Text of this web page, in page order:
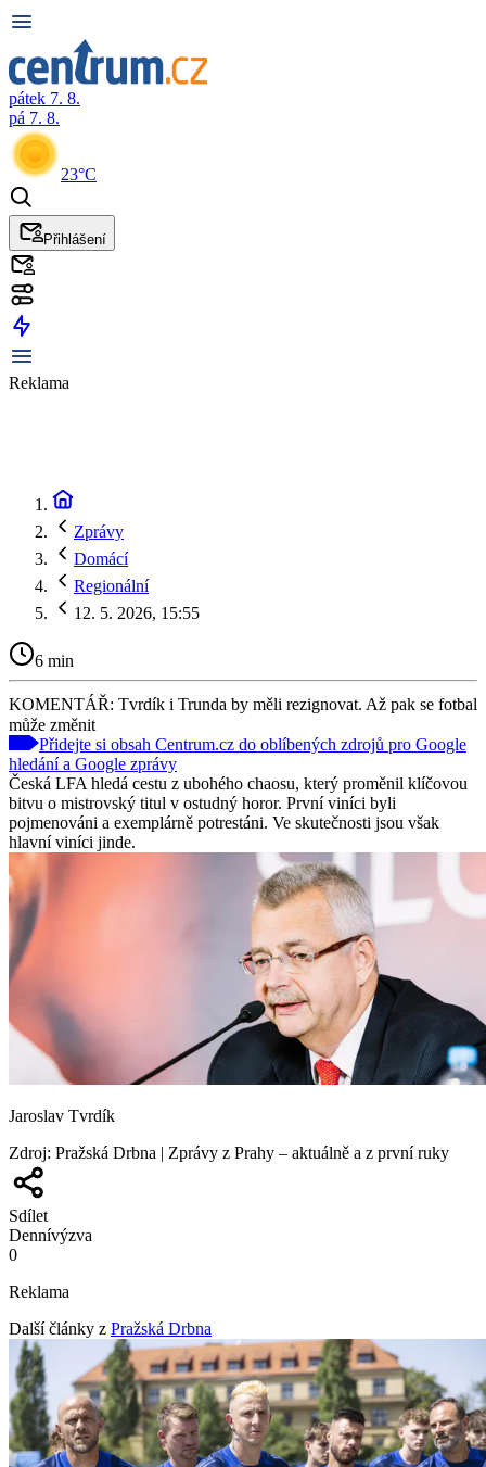
pátek 7. 8.
pá 7. 8.
23°C
Přihlášení
Reklama
Zprávy
Domácí
Regionální
12. 5. 2026, 15:55
6 min
KOMENTÁŘ: Tvrdík i Trunda by měli rezignovat. Až pak se fotbal
může změnit
Přidejte si obsah Centrum.cz do oblíbených zdrojů pro Google
hledání a Google zprávy
Česká LFA hledá cestu z ubohého chaosu, který proměnil klíčovou
bitvu o mistrovský titul v ostudný horor. První viníci byli
pojmenováni a exemplárně potrestáni. Ve skutečnosti jsou však
hlavní viníci jinde.
Jaroslav Tvrdík
Zdroj: Pražská Drbna | Zprávy z Prahy – aktuálně a z první ruky
Sdílet
Dennívýzva
0
Reklama
Další články z Pražská Drbna